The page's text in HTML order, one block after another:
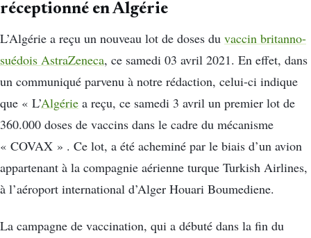
réceptionné en Algérie
L’Algérie a reçu un nouveau lot de doses du vaccin britanno-
suédois AstraZeneca, ce samedi 03 avril 2021. En effet, dans
un communiqué parvenu à notre rédaction, celui-ci indique
que « L’Algérie a reçu, ce samedi 3 avril un premier lot de
360.000 doses de vaccins dans le cadre du mécanisme
« COVAX » . Ce lot, a été acheminé par le biais d’un avion
appartenant à la compagnie aérienne turque Turkish Airlines,
à l’aéroport international d’Alger Houari Boumediene.
La campagne de vaccination, qui a débuté dans la fin du